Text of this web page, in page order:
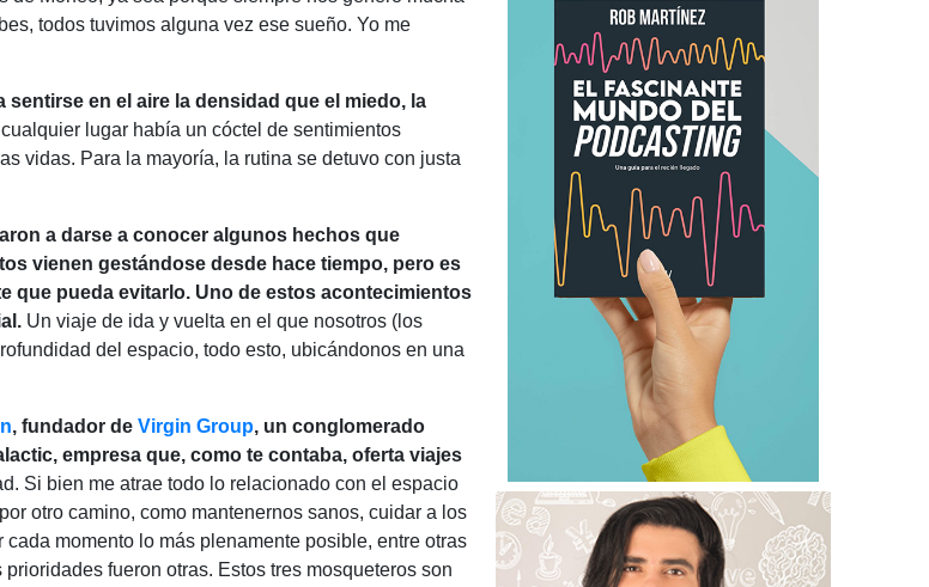
todos tuvimos alguna vez ese sueño. Yo me
en el aire la densidad que el miedo, la
lugar había un cóctel de sentimientos
vidas. Para la mayoría, la rutina se detuvo con justa
a darse a conocer algunos hechos que
vienen gestándose desde hace tiempo, pero es
que pueda evitarlo. Uno de estos acontecimientos
Un viaje de ida y vuelta en el que nosotros (los
del espacio, todo esto, ubicándonos en una
, fundador de Virgin Group, un conglomerado
empresa que, como te contaba, oferta viajes
Si bien me atrae todo lo relacionado con el espacio
otro camino, como mantenernos sanos, cuidar a los
momento lo más plenamente posible, entre otras
prioridades fueron otras. Estos tres mosqueteros son